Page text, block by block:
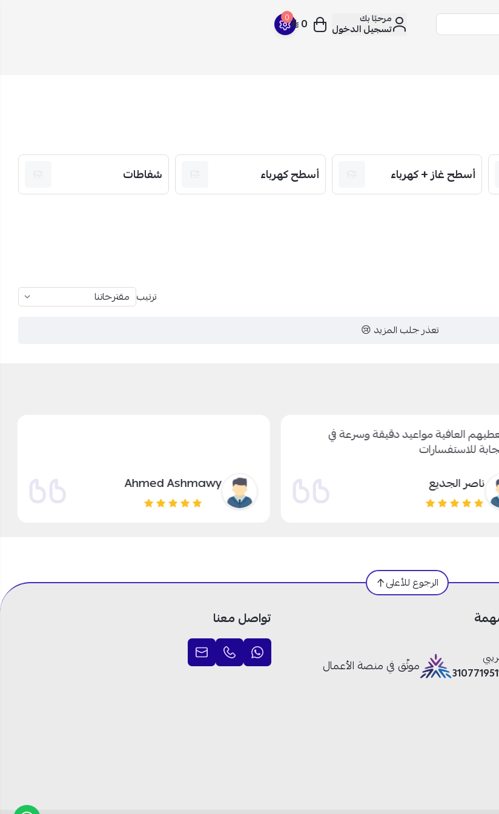
مرحبًا بك
تسجيل الدخول
0 0
أسطح غاز + كهرباء أسطح كهرباء شفاطات
ترتيب
تعذر جلب المزيد 😢
العافية مواعيد دقيقة وسرعة في
للاستفسارات
ناصر الجديع Ahmed Ashmawy
الرجوع للأعلى
موثّق في منصة الأعمال
تواصل معنا